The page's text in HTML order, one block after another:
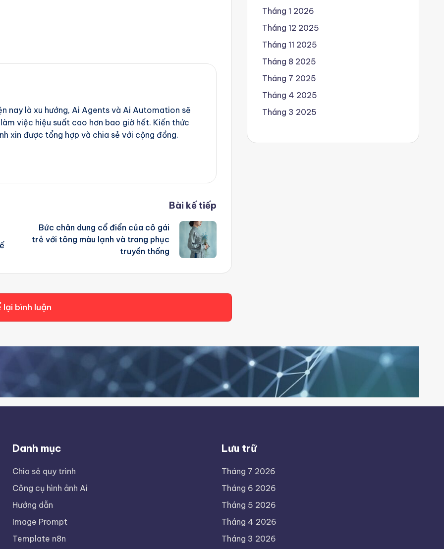
nay là xu hướng, Ai Agents và Ai Automation sẽ
việc hiệu suất cao hơn bao giờ hết. Kiến thức
xin được tổng hợp và chia sẻ với cộng đồng.
Bài kế tiếp
Bức chân dung cổ điển của cô gái
trẻ với tông màu lạnh và trang phục
truyền thống
bình luận
Tháng 1 2026
Tháng 12 2025
Tháng 11 2025
Tháng 8 2025
Tháng 7 2025
Tháng 4 2025
Tháng 3 2025
Danh mục
Chia sẻ quy trình
Công cụ hình ảnh Ai
Hướng dẫn
Image Prompt
Template n8n
Lưu trữ
Tháng 7 2026
Tháng 6 2026
Tháng 5 2026
Tháng 4 2026
Tháng 3 2026